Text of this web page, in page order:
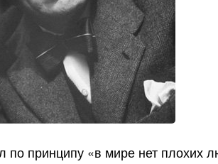
принципу «в мире нет плохих